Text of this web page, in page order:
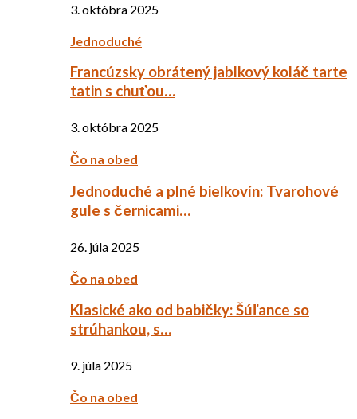
3. októbra 2025
Jednoduché
Francúzsky obrátený jablkový koláč tarte
tatin s chuťou…
3. októbra 2025
Čo na obed
Jednoduché a plné bielkovín: Tvarohové
gule s černicami…
26. júla 2025
Čo na obed
Klasické ako od babičky: Šúľance so
strúhankou, s…
9. júla 2025
Čo na obed